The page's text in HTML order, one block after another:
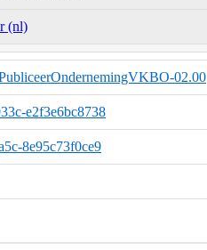
(nl)
02.00
e2f3e6bc8738
8e95c73f0ce9